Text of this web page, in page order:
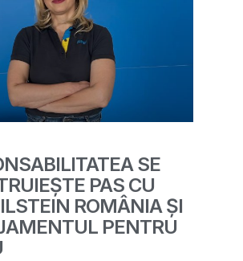
SE
PAS CU
ROMÂNIA ȘI
PENTRU